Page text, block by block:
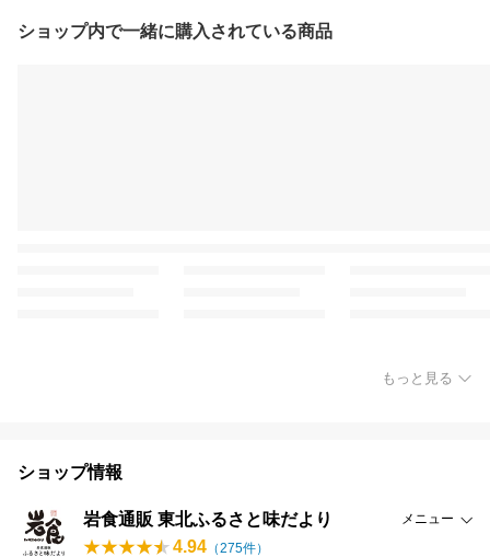
ショップ内で一緒に購入されている商品
もっと見る
ショップ情報
岩食通販 東北ふるさと味だより メニュー
4.94 （275件）